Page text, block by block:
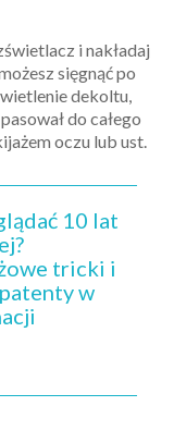
i nakładaj
sięgnąć po
dekoltu,
do całego
oczu lub ust.
10 lat
tricki i
w